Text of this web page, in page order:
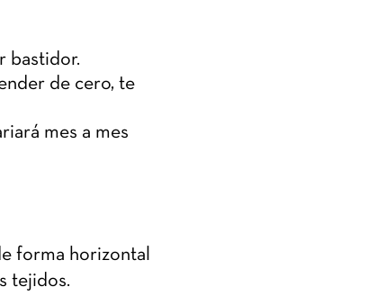
bastidor.
de cero, te
mes a mes
forma horizontal
tejidos.